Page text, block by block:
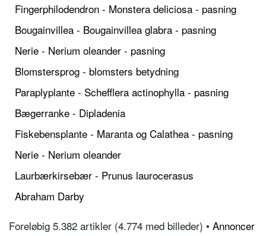
Fingerphilodendron - Monstera deliciosa - pasning
Bougainvillea - Bougainvillea glabra - pasning
Nerie - Nerium oleander - pasning
Blomstersprog - blomsters betydning
Paraplyplante - Schefflera actinophylla - pasning
Bægerranke - Dipladenia
Fiskebensplante - Maranta og Calathea - pasning
Nerie - Nerium oleander
Laurbærkirsebær - Prunus laurocerasus
Abraham Darby
Foreløbig 5.382 artikler (4.774 med billeder) • Annoncer